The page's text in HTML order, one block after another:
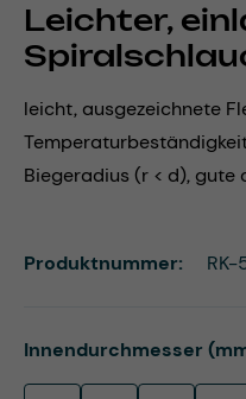
Leichter,
leicht, ausgezeichnete
Biegeradius (r < d),
Innendurchmesser
Produktnummer: